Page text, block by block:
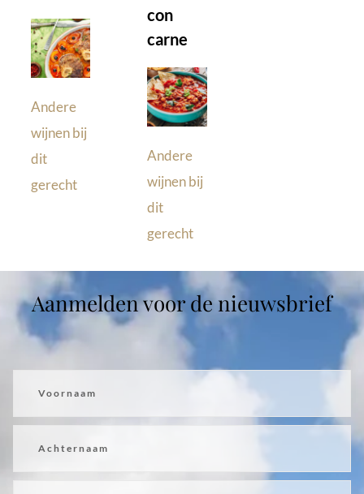
Andere
wijnen bij
dit
gerecht
con
carne
Andere
wijnen bij
dit
gerecht
Aanmelden voor de nieuwsbrief